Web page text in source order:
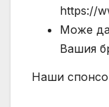
https://
Може да
Вашия
Наши